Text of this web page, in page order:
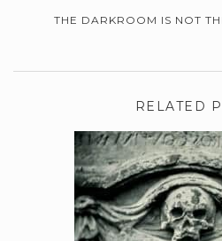
THE DARKROOM IS NOT
RELATED